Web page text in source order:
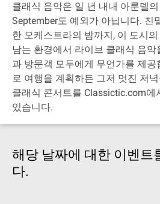
클래식 음악은 일 년 내내 아룬델
September도 예외가 아닙니다. 친
한 오케스트라의 밤까지, 이 도시
남는 환경에서 라이브 클래식 음
과 방문객 모두에게 무언가를 제
로 여행을 계획하든 그저 멋진 저
클래식 콘서트를 Classictic.com에
있습니다.
해당 날짜에 대한 이벤트
다.